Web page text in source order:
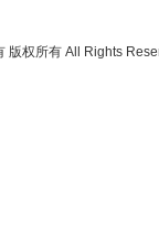
版权所有 All Rights